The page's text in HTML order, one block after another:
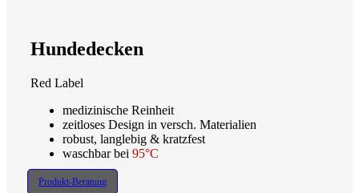
Hundedecken
Red Label
medizinische Reinheit
zeitloses Design in versch. Materialien
robust, langlebig & kratzfest
waschbar bei 95°C
Produkt-Beratung